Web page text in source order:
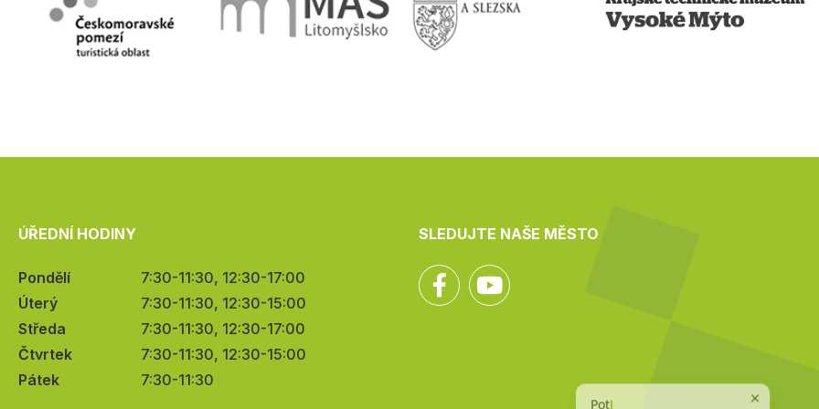
ÚŘEDNÍ HODINY
Pondělí
7:30-11:30, 12:30-17:00
Úterý
7:30-11:30, 12:30-15:00
Středa
7:30-11:30, 12:30-17:00
Čtvrtek
7:30-11:30, 12:30-15:00
Pátek
7:30-11:30
SLEDUJTE NAŠE MĚSTO
Facebook